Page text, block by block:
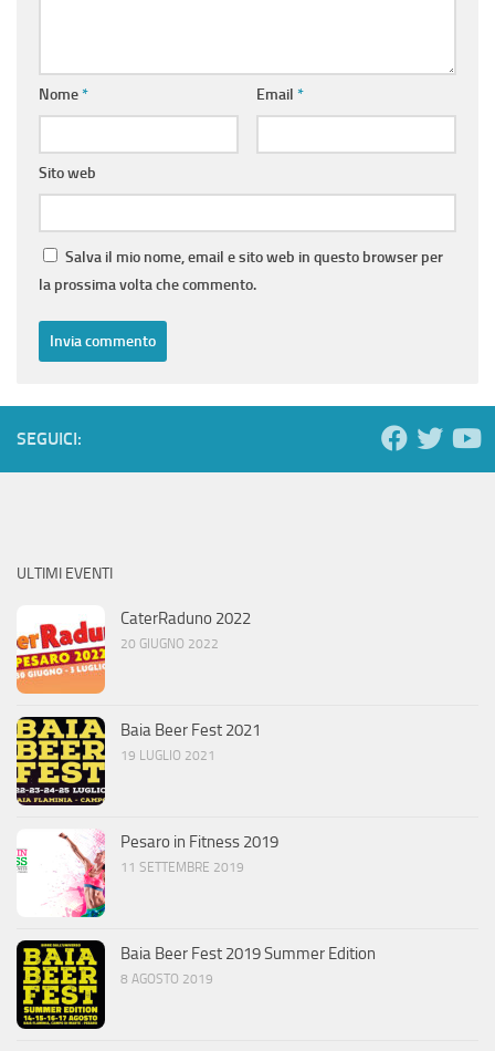
Nome* Email *
Sito web
Salva il mio nome, email e sito web in questo browser per
la prossima volta che commento.
SEGUICI:
ULTIMI EVENTI
CaterRaduno 2022
20 GIUGNO 2022
Baia Beer Fest 2021
19 LUGLIO 2021
Pesaro in Fitness 2019
11 SETTEMBRE 2019
Baia Beer Fest 2019 Summer Edition
8 AGOSTO 2019